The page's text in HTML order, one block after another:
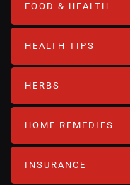
FOOD & HEALTH
HEALTH TIPS
HERBS
HOME REMEDIES
INSURANCE